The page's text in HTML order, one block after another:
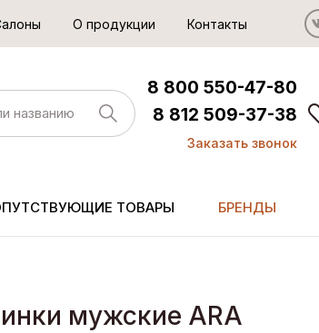
О продукции Контакты
8 800 550-47-80
8 812 509-37-38
Заказать звонок
ТОВАРЫ БРЕНДЫ
мужские ARA